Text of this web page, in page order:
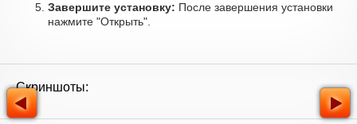
Завершите установку: После завершения установки
нажмите "Открыть".
Скриншоты: